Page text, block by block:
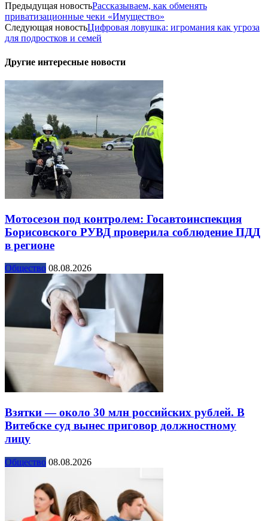
Предыдущая новостьРассказываем, как обменять
приватизационные чеки «Имущество»
Следующая новостьЦифровая ловушка: игромания как угроза
для подростков и семей
Другие интересные новости
Мотосезон под контролем: Госавтоинспекция
Борисовского РУВД проверила соблюдение ПДД
в регионе
Общество 08.08.2026
Взятки — около 30 млн российских рублей. В
Витебске суд вынес приговор должностному
лицу
Общество 08.08.2026